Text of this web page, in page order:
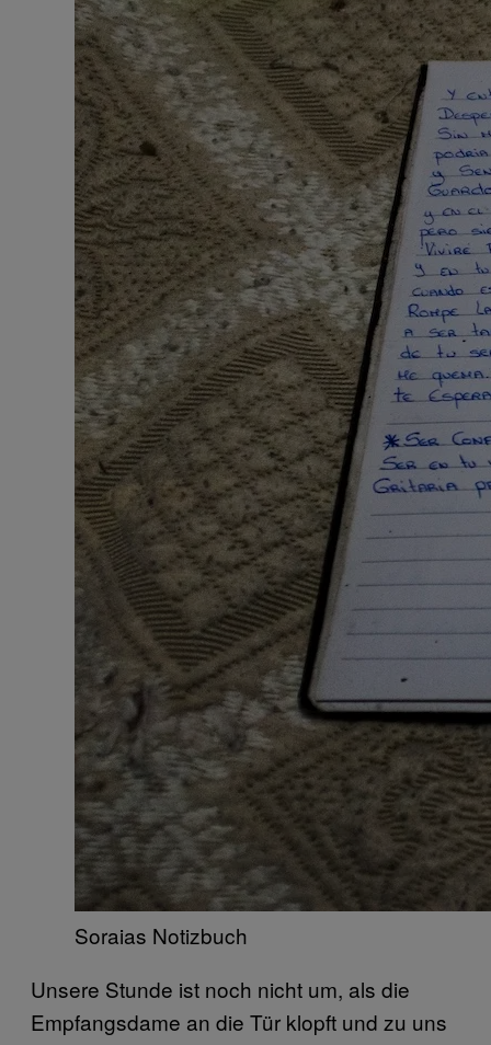
Soraias Notizbuch
Unsere Stunde ist noch nicht um, als die
Empfangsdame an die Tür klopft und zu uns